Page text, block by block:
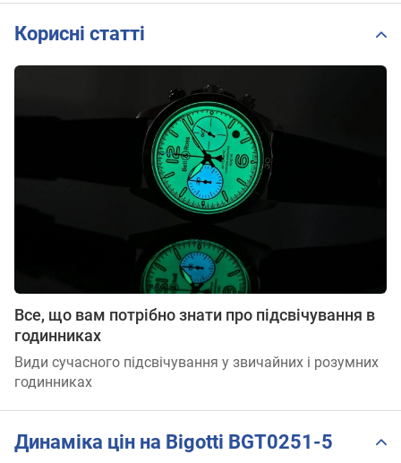
Корисні статті
Все, що вам потрібно знати про підсвічування в
годинниках
Види сучасного підсвічування у звичайних і розумних
годинниках
Динаміка цін на Bigotti BGT0251-5